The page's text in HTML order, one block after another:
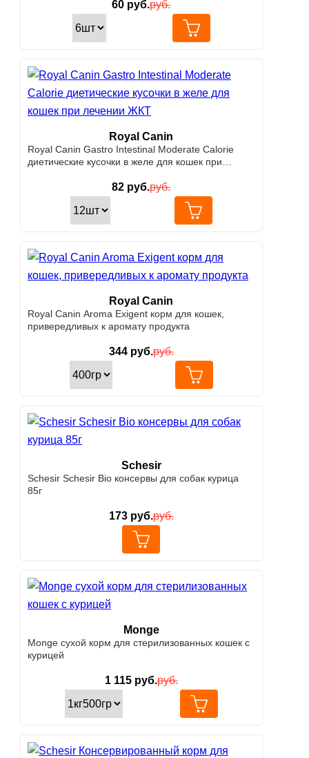
60 руб.руб.
Royal Canin
Royal Canin Gastro Intestinal Moderate Calorie
диетические кусочки в желе для кошек при
82 руб.руб.
Royal Canin
Royal Canin Aroma Exigent корм для кошек,
привередливых к аромату продукта
344руб.руб.
Schesir
Schesir Schesir Bio консервы для собак курица
85г
173руб.руб.
Monge
Monge сухой корм для стерилизованных кошек с
курицей
1 115руб.руб.